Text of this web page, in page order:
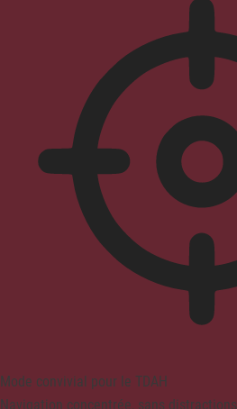
Mode convivial pour le TDAH
Navigation concentrée, sans distractions